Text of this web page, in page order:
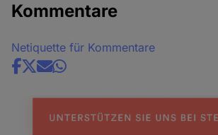
Kommentare
Netiquette für Kommentare
Share
news